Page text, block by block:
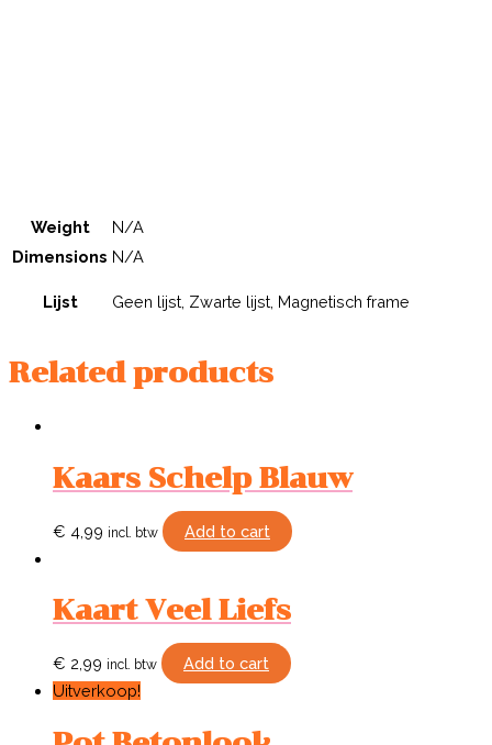
Weight
N/A
Dimensions N/A
Lijst Geen lijst, Zwarte lijst, Magnetisch frame
Related products
Kaars Schelp Blauw
€ 4,99 incl. btw Add to cart
Kaart Veel Liefs
€ 2,99 incl. btw
Add to cart
Uitverkoop!